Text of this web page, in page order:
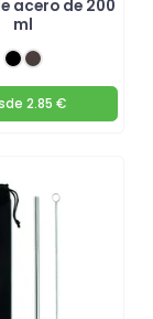
acero de 200
ml
2.85 €